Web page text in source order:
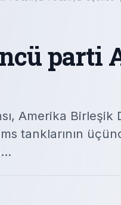
parti
Amerika
tanklarının